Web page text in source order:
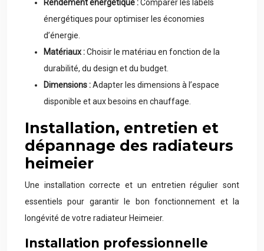
Rendement énergétique :Comparer les labels
énergétiques pour optimiser les économies
d’énergie.
Matériaux :Choisir le matériau en fonction de la
durabilité, du design et du budget.
Dimensions :Adapter les dimensions à l’espace
disponible et aux besoins en chauffage.
Installation, entretien et
dépannage des radiateurs
heimeier
Une installation correcte et un entretien régulier sont
essentiels pour garantir le bon fonctionnement et la
longévité de votre radiateur Heimeier.
Installation professionnelle